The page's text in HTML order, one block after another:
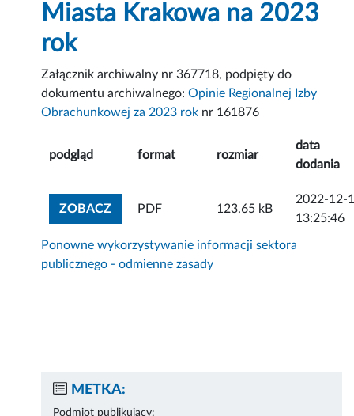
Miasta Krakowa na 2023
rok
Załącznik archiwalny nr 367718, podpięty do
dokumentu archiwalnego:Opinie Regionalnej Izby
Obrachunkowej za 2023 rok nr 161876
podgląd format rozmiar
data
dodania
ZOBACZZOBACZ ZAŁĄCZNIK
PDF 123.65 kB
2022-12-
13:25:46
Ponowne wykorzystywanie informacji sektora
publicznego - odmienne zasady
METKA:
Podmiot publikujący: